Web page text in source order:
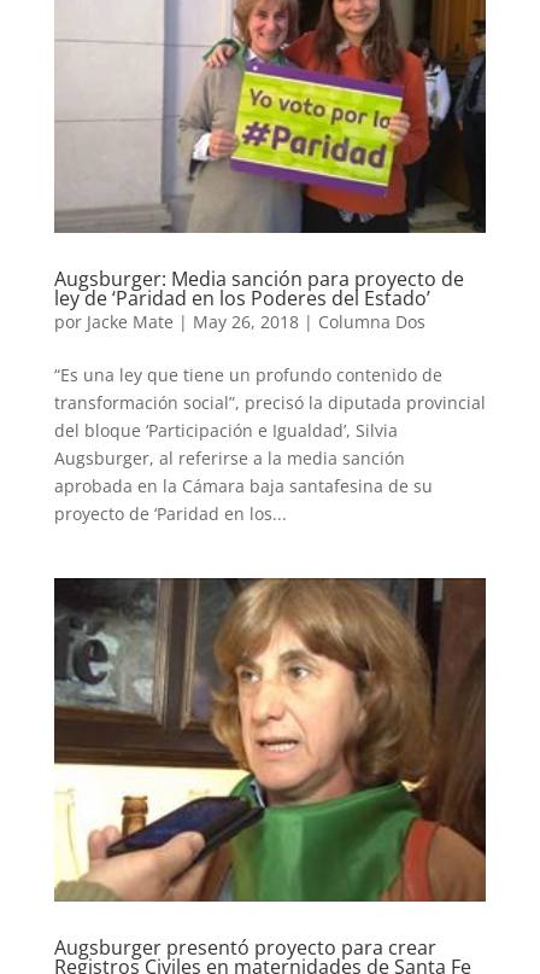
Augsburger: Media sanción para proyecto de
ley de ‘Paridad en los Poderes del Estado’
por Jacke Mate | May 26, 2018| Columna Dos
“Es una ley que tiene un profundo contenido de
transformación social”, precisó la diputada provincial
del bloque ‘Participación e Igualdad’, Silvia
Augsburger, al referirse a la media sanción
aprobada en la Cámara baja santafesina de su
proyecto de ‘Paridad en los...
Augsburger presentó proyecto para crear
Registros Civiles en maternidades de Santa Fe